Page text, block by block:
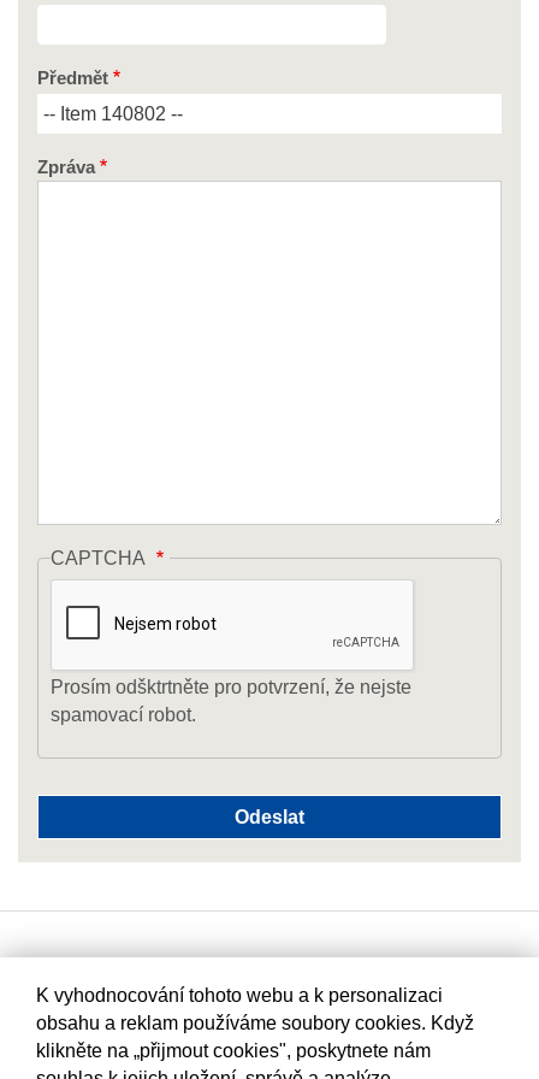
Předmět
Zpráva
CAPTCHA
Prosím odšktrtněte pro potvrzení, že nejste
spamovací robot.
K vyhodnocování tohoto webu a k personalizaci
obsahu a reklam používáme soubory cookies. Když
klikněte na „přijmout cookies", poskytnete nám